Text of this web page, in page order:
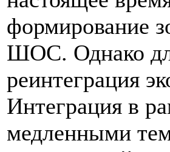
формирование
ШОС. Однако
реинтеграция
Интеграция в
медленными